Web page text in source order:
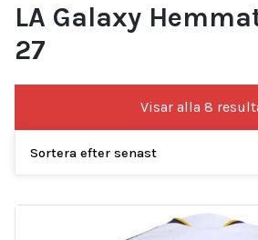
LA Galaxy
27
Visar alla 8